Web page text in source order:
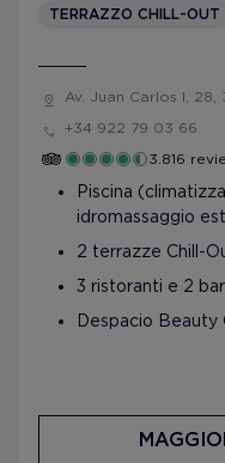
TERRAZZO CHILL-OUT
Av. Juan Carlos I,
+34 922 79 03 66
3.816
Piscina
idromassaggio
2 terrazze Chill-
3 ristoranti e 2 bar
Despacio Beauty